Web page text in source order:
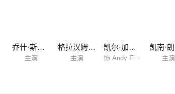
乔什·斯图沃特
主演
格拉汉姆·麦克泰维什
主演
凯尔·加尔纳
主演